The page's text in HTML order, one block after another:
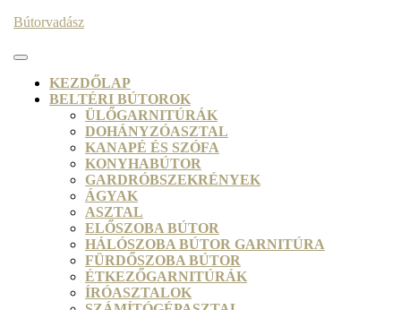
Skip
content
Bútorvadász
Open
ButtonKEZDŐLAP
BELTÉRI BÚTOROK
ÜLŐGARNITÚRÁK
DOHÁNYZÓASZTAL
KANAPÉ ÉS SZÓFA
KONYHABÚTOR
GARDRÓBSZEKRÉNYEK
ÁGYAK
ASZTAL
ELŐSZOBA BÚTOR
HÁLÓSZOBA BÚTOR GARNITÚRA
FÜRDŐSZOBA BÚTOR
ÉTKEZŐGARNITÚRÁK
ÍRÓASZTALOK